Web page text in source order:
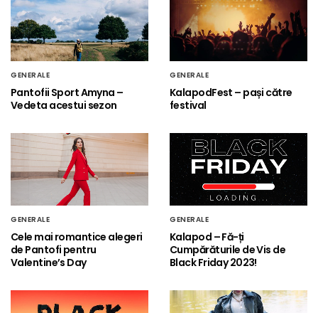
GENERALE
Pantofii Sport Amyna –
Vedeta acestui sezon
GENERALE
KalapodFest – pași către
festival
GENERALE
Cele mai romantice alegeri
de Pantofi pentru
Valentine’s Day
GENERALE
Kalapod – Fă-ți
Cumpărăturile de Vis de
Black Friday 2023!